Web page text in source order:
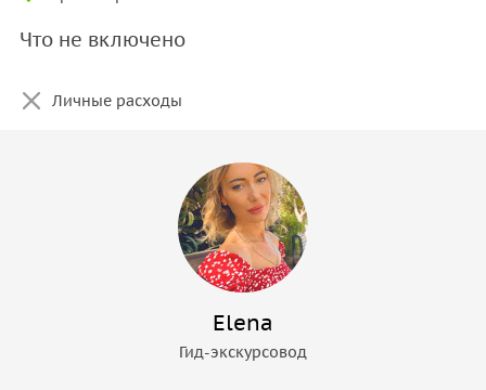
Что не включено
Личные расходы
Elena
Гид-экскурсовод